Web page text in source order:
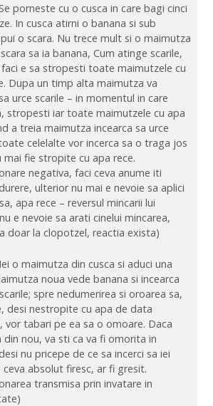
porneste cu o cusca in care bagi cinci
In cusca atirni o banana si sub
o scara. Nu trece mult si o maimutza
sa ia banana, Cum atinge scarile,
faci e sa stropesti toate maimutzele cu
Dupa un timp alta maimutza va
urce scarile – in momentul in care
stropesti iar toate maimutzele cu apa
a treia maimutza incearca sa urce
celelalte vor incerca sa o traga jos
mai fie stropite cu apa rece.
negativa, faci ceva anume iti
ulterior nu mai e nevoie sa aplici
apa rece – reversul mincarii lui
e nevoie sa arati cinelui mincarea,
doar la clopotzel, reactia exista)
o maimutza din cusca si aduci una
noua vede banana si incearca
spre nedumerirea si oroarea sa,
desi nestropite cu apa de data
vor tabari pe ea sa o omoare. Daca
din nou, va sti ca va fi omorita in
nu pricepe de ce sa incerci sa iei
ceva absolut firesc, ar fi gresit.
transmisa prin invatare in